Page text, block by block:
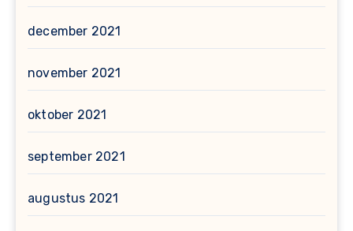
december 2021
november 2021
oktober 2021
september 2021
augustus 2021